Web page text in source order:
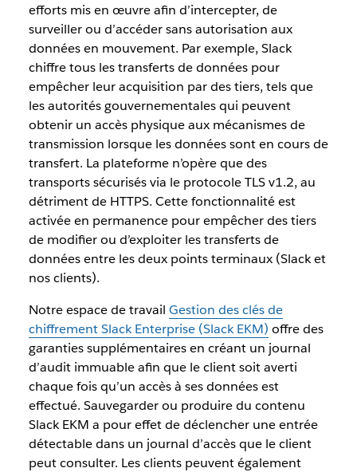
eﬀorts mis en œuvre afin d’intercepter, de
surveiller ou d’accéder sans autorisation aux
données en mouvement. Par exemple, Slack
chiffre tous les transferts de données pour
empêcher leur acquisition par des tiers, tels que
les autorités gouvernementales qui peuvent
obtenir un accès physique aux mécanismes de
transmission lorsque les données sont en cours de
transfert. La plateforme n’opère que des
transports sécurisés via le protocole TLS v1.2, au
détriment de HTTPS. Cette fonctionnalité est
activée en permanence pour empêcher des tiers
de modifier ou d’exploiter les transferts de
données entre les deux points terminaux (Slack et
nos clients).
Notre espace de travail Gestion des clés de
chiffrement Slack Enterprise (Slack EKM) offre des
garanties supplémentaires en créant un journal
d’audit immuable afin que le client soit averti
chaque fois qu’un accès à ses données est
effectué. Sauvegarder ou produire du contenu
Slack EKM a pour effet de déclencher une entrée
détectable dans un journal d’accès que le client
peut consulter. Les clients peuvent également